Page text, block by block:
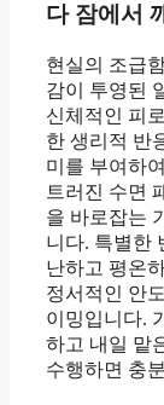
다 잠에서
현실의 조급
감이 투영된
신체적인 피
한 생리적 반
미를 부여하
트러진 수면
을 바로잡는
니다. 특별한
난하고 평온
정서적인 안
이밍입니다.
하고 내일 맡
수행하면 충